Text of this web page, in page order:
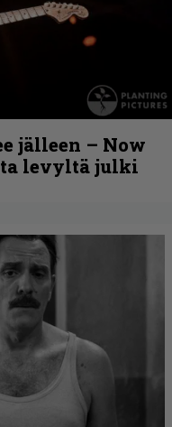
jälleen – Now
levyltä julki